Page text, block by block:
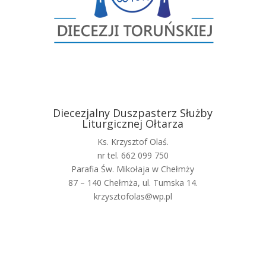
Diecezjalny Duszpasterz Służby
Liturgicznej Ołtarza
Ks. Krzysztof Olaś.
nr tel. 662 099 750
Parafia Św. Mikołaja w Chełmży
87 – 140 Chełmża, ul. Tumska 14.
krzysztofolas@wp.pl